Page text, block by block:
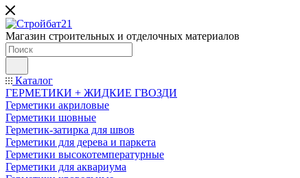
Магазин строительных и отделочных материалов
Каталог
ГЕРМЕТИКИ + ЖИДКИЕ ГВОЗДИ
Герметики акриловые
Герметики шовные
Герметик-затирка для швов
Герметики для дерева и паркета
Герметики высокотемпературные
Герметики для аквариума